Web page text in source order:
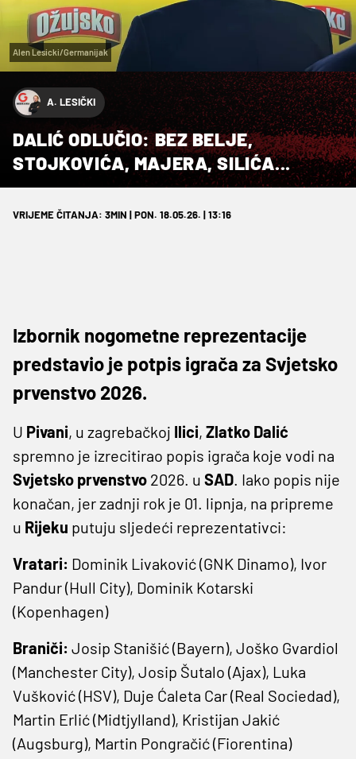
Alen Lesicki/Germanijak
A. LESIČKI
DALIĆ ODLUČIO: BEZ BELJE,
STOJKOVIĆA, MAJERA, SILIĆA...
VRIJEME ČITANJA: 3MIN | PON. 18.05.26. | 13:16
Izbornik nogometne reprezentacije
predstavio je potpis igrača za Svjetsko
prvenstvo 2026.
U Pivani, u zagrebačkoj Ilici, Zlatko Dalić
spremno je izrecitirao popis igrača koje vodi na
Svjetsko prvenstvo 2026. u SAD. Iako popis nije
konačan, jer zadnji rok je 01. lipnja, na pripreme
u Rijeku putuju sljedeći reprezentativci:
Vratari: Dominik Livaković (GNK Dinamo), Ivor
Pandur (Hull City), Dominik Kotarski
(Kopenhagen)
Braniči: Josip Stanišić (Bayern), Joško Gvardiol
(Manchester City), Josip Šutalo (Ajax), Luka
Vušković (HSV), Duje Ćaleta Car (Real Sociedad),
Martin Erlić (Midtjylland), Kristijan Jakić
(Augsburg), Martin Pongračić (Fiorentina)